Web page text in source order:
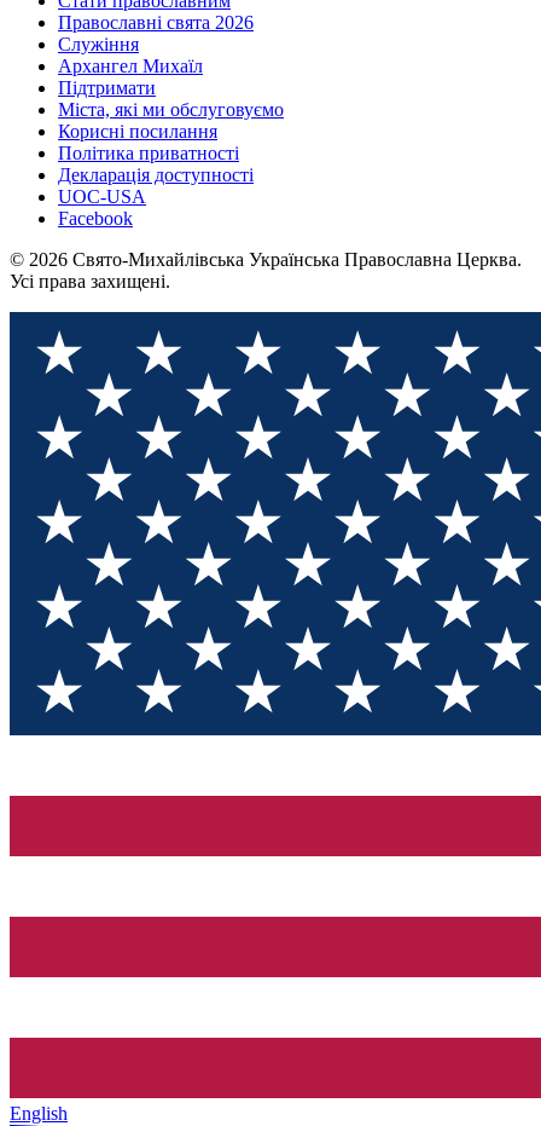
Православні свята 2026
Служіння
Архангел Михаїл
Підтримати
Міста, які ми обслуговуємо
Корисні посилання
Політика приватності
Декларація доступності
UOC-USA
Facebook
© 2026 Свято-Михайлівська Українська Православна Церква.
Усі права захищені.
English